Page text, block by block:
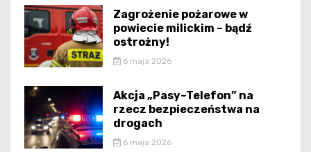
Zagrożenie pożarowe w
powiecie milickim – bądź
ostrożny!
6 maja 2026
Akcja „Pasy–Telefon” na
rzecz bezpieczeństwa na
drogach
6 maja 2026